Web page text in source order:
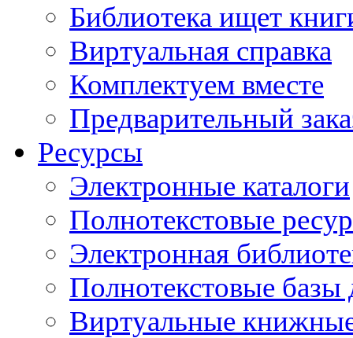
Библиотека ищет
Виртуальная справка
Комплектуем вместе
Предварительный
Ресурсы
Электронные каталоги
Полнотекстовые
Электронная
Полнотекстовые
Виртуальные